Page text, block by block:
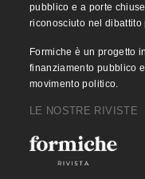
pubblico e a porte
riconosciuto nel dibattito
Formiche è un progetto
finanziamento pubblico
movimento politico.
LE NOSTRE RIVISTE